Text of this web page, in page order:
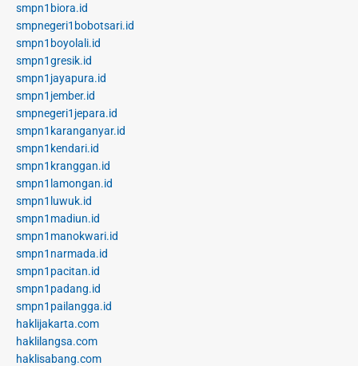
smpn1biora.id
smpnegeri1bobotsari.id
smpn1boyolali.id
smpn1gresik.id
smpn1jayapura.id
smpn1jember.id
smpnegeri1jepara.id
smpn1karanganyar.id
smpn1kendari.id
smpn1kranggan.id
smpn1lamongan.id
smpn1luwuk.id
smpn1madiun.id
smpn1manokwari.id
smpn1narmada.id
smpn1pacitan.id
smpn1padang.id
smpn1pailangga.id
haklijakarta.com
haklilangsa.com
haklisabang.com